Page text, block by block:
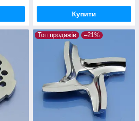
Купити
Топ продажів –21%